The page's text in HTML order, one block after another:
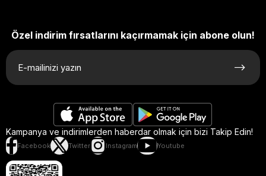
Özel indirim fırsatlarını kaçırmamak için abone olun!
Kampanya ve indirimlerden haberdar olmak için bizi Takip Edin!
Facebook Twitter Instagram Youtube